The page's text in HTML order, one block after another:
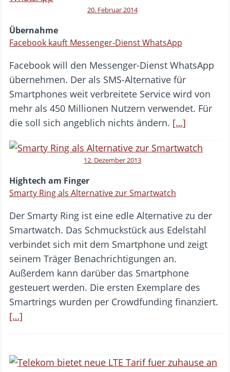
20. Februar 2014
Übernahme
Facebook kauft Messenger-Dienst WhatsApp
Facebook will den Messenger-Dienst WhatsApp
übernehmen. Der als SMS-Alternative für
Smartphones weit verbreitete Service wird von
mehr als 450 Millionen Nutzern verwendet. Für
die soll sich angeblich nichts ändern. […]
12. Dezember 2013
Hightech am Finger
Smarty Ring als Alternative zur Smartwatch
Der Smarty Ring ist eine edle Alternative zu der
Smartwatch. Das Schmuckstück aus Edelstahl
verbindet sich mit dem Smartphone und zeigt
seinem Träger Benachrichtigungen an.
Außerdem kann darüber das Smartphone
gesteuert werden. Die ersten Exemplare des
Smartrings wurden per Crowdfunding finanziert.
[…]